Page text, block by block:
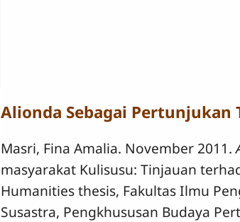
Alionda Sebagai Pertunjukan
Masri, Fina Amalia. November 2011.
masyarakat Kulisusu: Tinjauan
Humanities thesis, Fakultas Ilmu
Susastra, Pengkhususan Budaya